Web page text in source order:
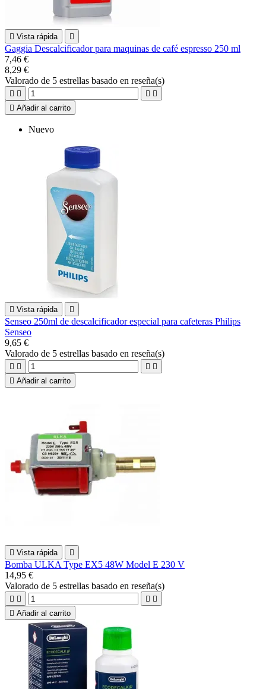
 Vista rápida 
Gaggia Descalcificador para maquinas de café espresso 250 ml
7,46 €
8,29 €
Valorado de 5 estrellas basado en reseña(s)
   
 Añadir al carrito
Nuevo
 Vista rápida 
Senseo 250ml de descalcificador especial para cafeteras Philips
Senseo
9,65 €
Valorado de 5 estrellas basado en reseña(s)
   
 Añadir al carrito
 Vista rápida 
Bomba ULKA Type EX5 48W Model E 230 V
14,95 €
Valorado de 5 estrellas basado en reseña(s)
   
 Añadir al carrito